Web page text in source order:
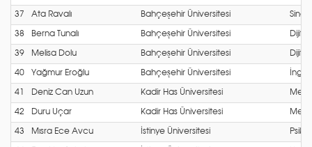
37 Ata Ravalı Bahçeşehir Üniversitesi
38 Berna Tunalı Bahçeşehir Üniversitesi Dijital
39 Melisa Dolu Bahçeşehir Üniversitesi Dijital
40 Yağmur Eroğlu Bahçeşehir Üniversitesi İng.
41 Deniz Can Uzun Kadir Has Üniversitesi
42 Duru Uçar Kadir Has Üniversitesi
43 Mısra Ece Avcu İstinye Üniversitesi